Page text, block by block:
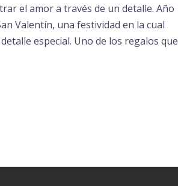
el amor a través de un detalle. Año
Valentín, una festividad en la cual
especial. Uno de los regalos que